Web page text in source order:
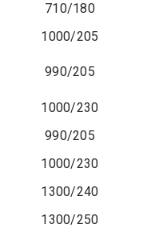
710/180
1000/205
990/205
1000/230
990/205
1000/230
1300/240
1300/250